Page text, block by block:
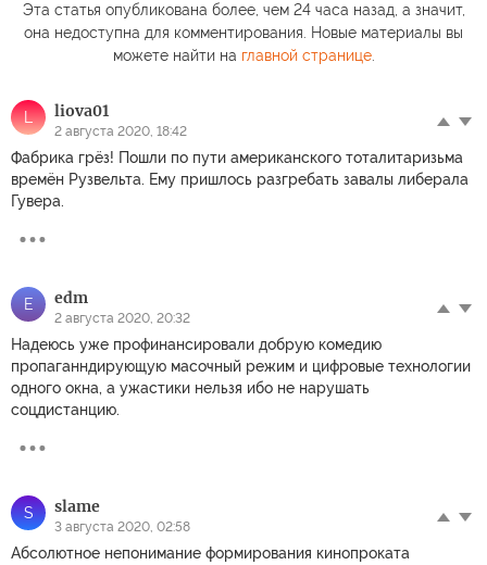
Эта статья опубликована более, чем 24 часа назад, а значит,
она недоступна для комментирования. Новые материалы вы
можете найти на главной странице.
L liova01
2 августа 2020, 18:42
Фабрика грёз! Пошли по пути американского тоталитаризьма
времён Рузвельта. Ему пришлось разгребать завалы либерала
Гувера.
E edm
2 августа 2020, 20:32
Надеюсь уже профинансировали добрую комедию
пропаганндирующую масочный режим и цифровые технологии
одного окна, а ужастики нельзя ибо не нарушать
соцдистанцию.
S slame
3 августа 2020, 02:58
Абсолютное непонимание формирования кинопроката